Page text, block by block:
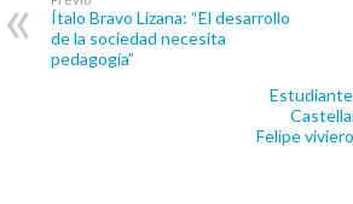
Ítalo Bravo Lizana: “El desarrollo
de la sociedad necesita
pedagogía”
Felipe